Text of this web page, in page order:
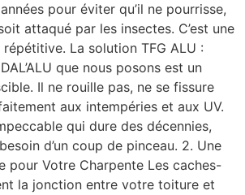
pour éviter qu’il ne pourrisse,
attaqué par les insectes. C’est une
La solution TFG ALU :
que nous posons est un
Il ne rouille pas, ne se fissure
aux intempéries et aux UV.
qui dure des décennies,
d’un coup de pinceau. 2. Une
pour Votre Charpente Les caches-
la jonction entre votre toiture et